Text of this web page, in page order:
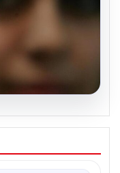
Mayıs: Altın
mı?